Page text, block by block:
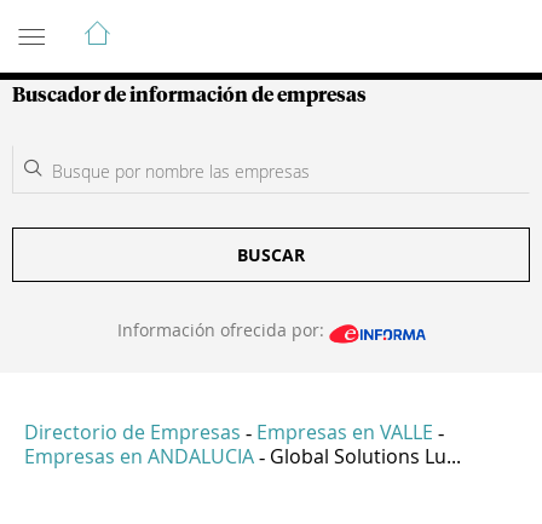
Guía de Empresas Colombianas
Buscador de información de empresas
BUSCAR
Información ofrecida por:
Directorio de Empresas - Empresas en VALLE -
Empresas en ANDALUCIA - Global Solutions Lu...